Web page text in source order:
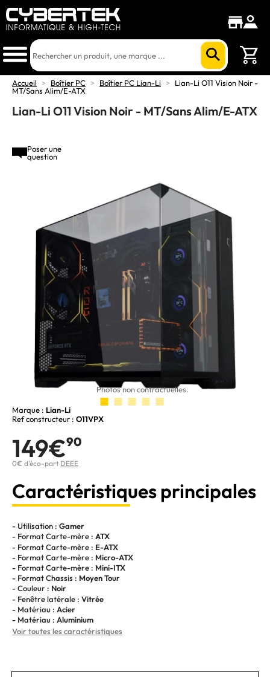
Accueil > Boîtier PC > Boîtier PC Lian-Li >
Lian-Li O11 Vision Noir -
MT/Sans Alim/E-ATX
Lian-Li O11 Vision Noir - MT/Sans Alim/E-ATX
Poser une
question
Photos non contractuelles.
Marque : Lian-Li
Ref constructeur : O11VPX
149€90
0€ d'éco-part DEEE
Caractéristiques principales
- Utilisation : Gamer
- Format Carte-mère : ATX
- Format Carte-mère : E-ATX
- Format Carte-mère : Micro-ATX
- Format Carte-mère : Mini-ITX
- Format Chassis : Moyen Tour
- Couleur : Noir
- Fenêtre latérale : Vitrée
- Matériau : Acier
- Matériau : Aluminium
Voir toutes les caractéristiques